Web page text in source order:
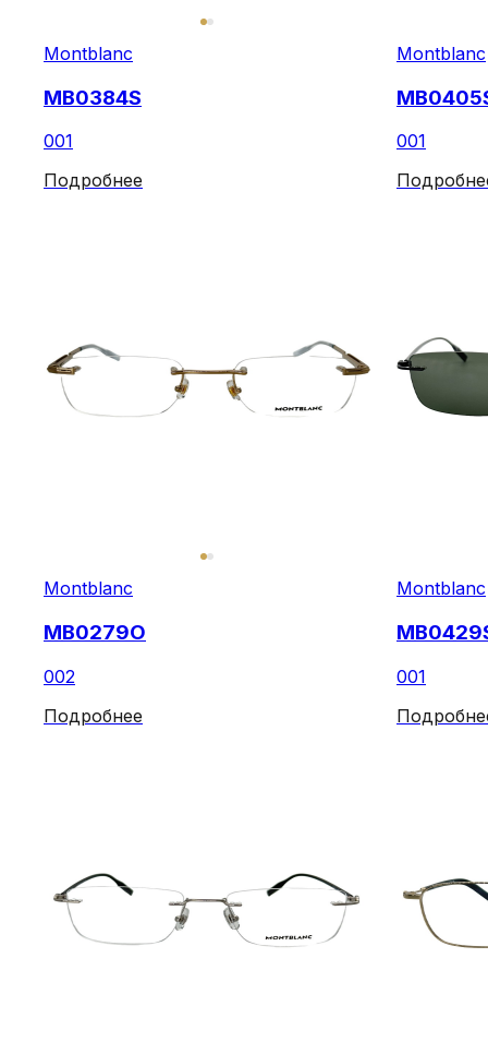
Montblanc
MB0384S
001
Подробнее
Montblanc
001
Montblanc
MB0279O
002
Подробнее
Montblanc
001